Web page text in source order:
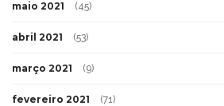
maio 2021 (45)
abril 2021 (53)
março 2021 (9)
fevereiro 2021 (71)